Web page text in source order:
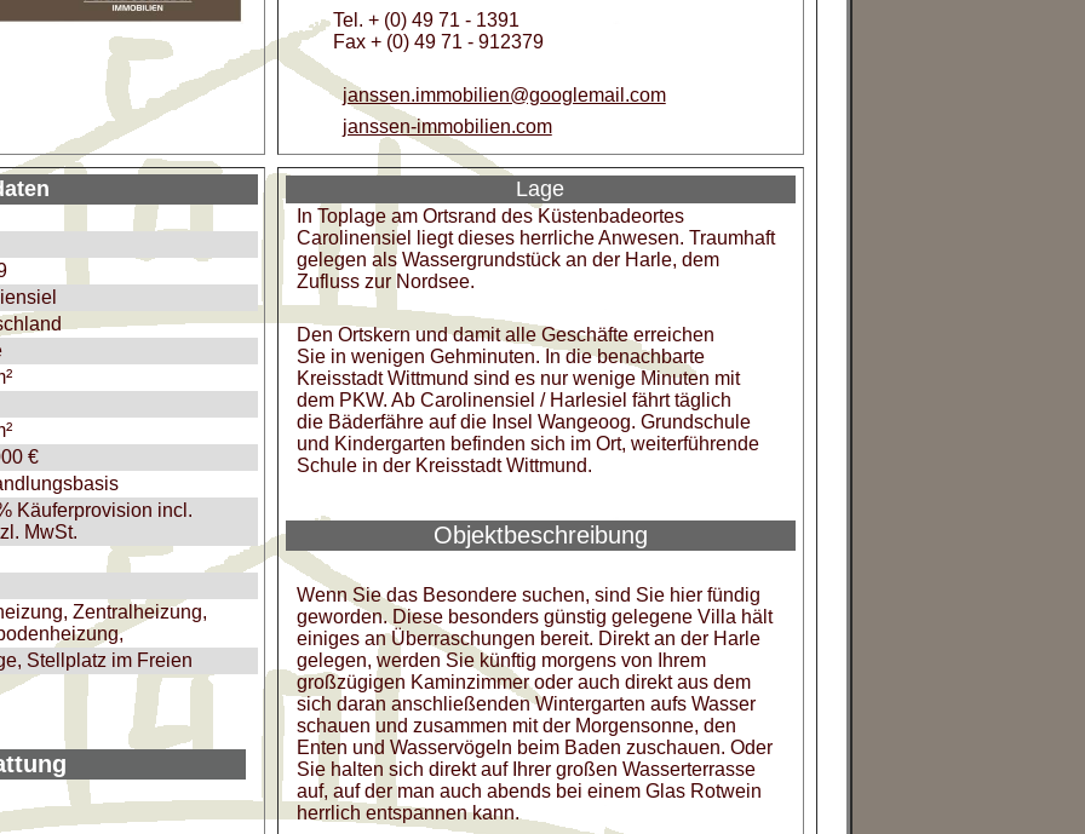
Tel. + (0) 49 71 - 1391
Fax + (0) 49 71 - 912379
janssen.immobilien@googlemail.com
janssen-immobilien.com
€
Käuferprovision incl.
MwSt.
Zentralheizung,
Stellplatz im Freien
Lage
In Toplage am Ortsrand des Küstenbadeortes
Carolinensiel liegt dieses herrliche Anwesen. Traumhaft
gelegen als Wassergrundstück an der Harle, dem
Zufluss zur Nordsee.
Den Ortskern und damit alle Geschäfte erreichen
Sie in wenigen Gehminuten. In die benachbarte
Kreisstadt Wittmund sind es nur wenige Minuten mit
dem PKW. Ab Carolinensiel / Harlesiel fährt täglich
die Bäderfähre auf die Insel Wangeoog. Grundschule
und Kindergarten befinden sich im Ort, weiterführende
Schule in der Kreisstadt Wittmund.
Objektbeschreibung
Wenn Sie das Besondere suchen, sind Sie hier fündig
geworden. Diese besonders günstig gelegene Villa hält
einiges an Überraschungen bereit. Direkt an der Harle
gelegen, werden Sie künftig morgens von Ihrem
großzügigen Kaminzimmer oder auch direkt aus dem
sich daran anschließenden Wintergarten aufs Wasser
schauen und zusammen mit der Morgensonne, den
Enten und Wasservögeln beim Baden zuschauen. Oder
Sie halten sich direkt auf Ihrer großen Wasserterrasse
auf, auf der man auch abends bei einem Glas Rotwein
herrlich entspannen kann.